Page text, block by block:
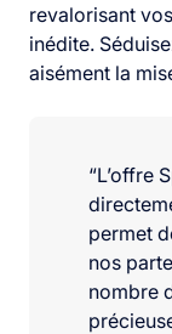
revalorisant
inédite.
aisément la
“L’offre
permet
nos
nombre